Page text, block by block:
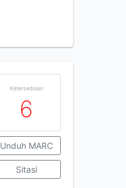
Ketersediaan
6
Unduh MARC
Sitasi